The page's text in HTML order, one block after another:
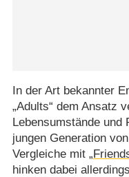
In der Art bekannter
„Adults“ dem Ansatz
Lebensumstände und
jungen Generation
Vergleiche mit
hinken dabei